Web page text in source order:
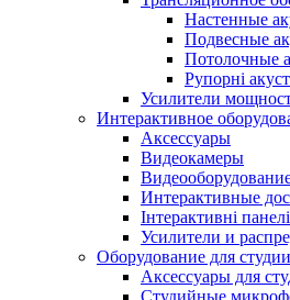
Настенные
Подвесные
Потолочные
Рупорні
Усилители
Интерактивное
Аксессуары
Видеокамеры
Интерактивные
Інтерактивні панелі
Усилители и
Оборудование для студии
Аксессуары для
Студийные